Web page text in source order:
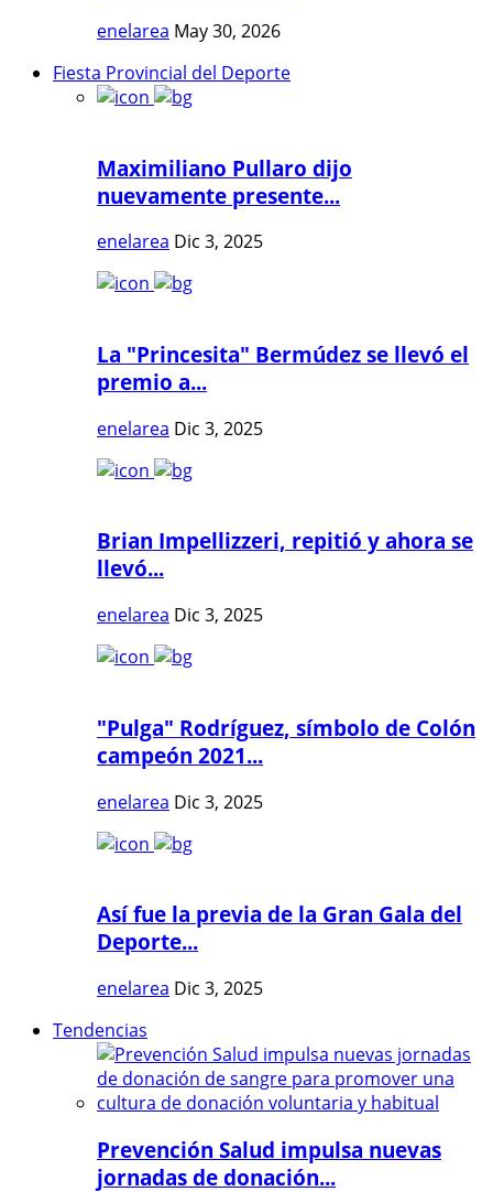
enelarea May 30, 2026
Fiesta Provincial del Deporte
Maximiliano Pullaro dijo
nuevamente presente...
enelarea Dic 3, 2025
La "Princesita" Bermúdez se llevó el
premio a...
enelarea Dic 3, 2025
Brian Impellizzeri, repitió y ahora se
llevó...
enelarea Dic 3, 2025
"Pulga" Rodríguez, símbolo de Colón
campeón 2021...
enelarea Dic 3, 2025
Así fue la previa de la Gran Gala del
Deporte...
enelarea Dic 3, 2025
Tendencias
Prevención Salud impulsa nuevas
jornadas de donación...